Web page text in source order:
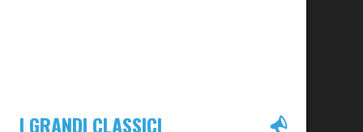
I GRANDI CLASSICI